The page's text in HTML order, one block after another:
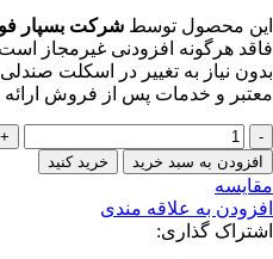
این محصول توسط شرکت بسپار
فاقد هرگونه افزودنی غیرمجاز
بدون نیاز به تغییر در اسکلت
معتبر و خدمات پس از فروش ارائه
فوم
پشتی
صندلی
ال
90
عدد
افزودن به سبد خرید خرید کنید
مقایسه
افزودن به علاقه مندی
اشتراک گذاری: